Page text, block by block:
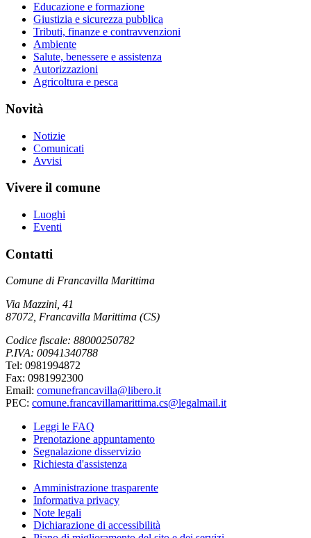
Educazione e formazione
Giustizia e sicurezza pubblica
Tributi, finanze e contravvenzioni
Ambiente
Salute, benessere e assistenza
Autorizzazioni
Agricoltura e pesca
Novità
Notizie
Comunicati
Avvisi
Vivere il comune
Luoghi
Eventi
Contatti
Comune di Francavilla Marittima
Via Mazzini, 41
87072, Francavilla Marittima (CS)
Codice fiscale: 88000250782
P.IVA: 00941340788
Tel: 0981994872
Fax: 0981992300
Email: comunefrancavilla@libero.it
PEC: comune.francavillamarittima.cs@legalmail.it
Leggi le FAQ
Prenotazione appuntamento
Segnalazione disservizio
Richiesta d'assistenza
Amministrazione trasparente
Informativa privacy
Note legali
Dichiarazione di accessibilità